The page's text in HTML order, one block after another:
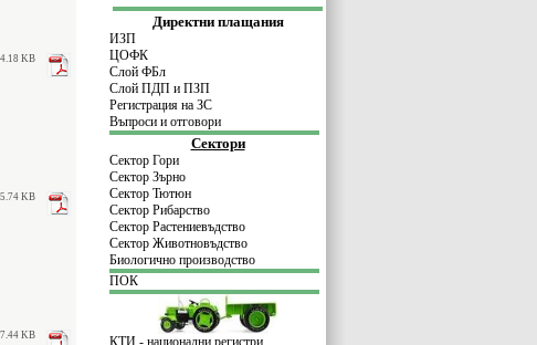
KB
KB
KB
Директни плащания
ИЗП
ЦОФК
Слой ФБл
Слой ПДП и ПЗП
Регистрация на ЗС
Въпроси и отговори
Сектори
Сектор Гори
Сектор Зърно
Сектор Тютюн
Сектор Рибарство
Сектор Растениевъдство
Сектор Животновъдство
Биологично производство
ПОК
КТИ - национални регистри